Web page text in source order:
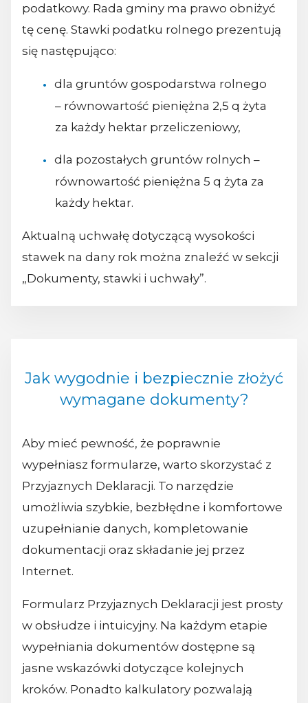
podatkowy. Rada gminy ma prawo obniżyć
tę cenę. Stawki podatku rolnego prezentują
się następująco:
dla gruntów gospodarstwa rolnego
– równowartość pieniężna 2,5 q żyta
za każdy hektar przeliczeniowy,
dla pozostałych gruntów rolnych –
równowartość pieniężna 5 q żyta za
każdy hektar.
Aktualną uchwałę dotyczącą wysokości
stawek na dany rok można znaleźć w sekcji
„Dokumenty, stawki i uchwały”.
Jak wygodnie i bezpiecznie złożyć
wymagane dokumenty?
Aby mieć pewność, że poprawnie
wypełniasz formularze, warto skorzystać z
Przyjaznych Deklaracji. To narzędzie
umożliwia szybkie, bezbłędne i komfortowe
uzupełnianie danych, kompletowanie
dokumentacji oraz składanie jej przez
Internet.
Formularz Przyjaznych Deklaracji jest prosty
w obsłudze i intuicyjny. Na każdym etapie
wypełniania dokumentów dostępne są
jasne wskazówki dotyczące kolejnych
kroków. Ponadto kalkulatory pozwalają